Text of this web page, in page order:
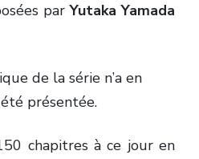
parYutaka Yamada
de la série n’a en
présentée.
chapitres à ce jour en